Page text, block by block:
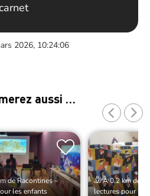
2026, 10:24:06
aussi …
de Racontines –
les enfants
À 0.2 km de
lectures pour les